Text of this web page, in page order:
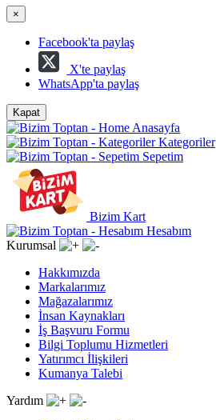
×
Facebook'ta paylaş
X'te paylaş
WhatsApp'ta paylaş
Kapat
Anasayfa
Kategoriler
Sepetim
Bizim Kart
Hesabım
Kurumsal
Hakkımızda
Markalarımız
Mağazalarımız
İnsan Kaynakları
İş Başvuru Formu
Bilgi Toplumu Hizmetleri
Yatırımcı İlişkileri
Kumanya Talebi
Yardım